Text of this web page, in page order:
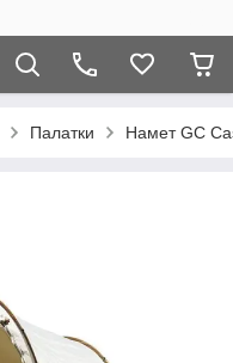
Палатки Намет GC